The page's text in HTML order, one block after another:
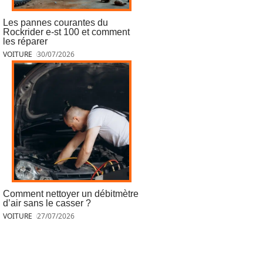
Les pannes courantes du
Rockrider e-st 100 et comment
les réparer
VOITURE 30/07/2026
Comment nettoyer un débitmètre
d’air sans le casser ?
VOITURE 27/07/2026